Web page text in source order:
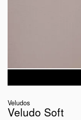
Veludos
Veludo Soft